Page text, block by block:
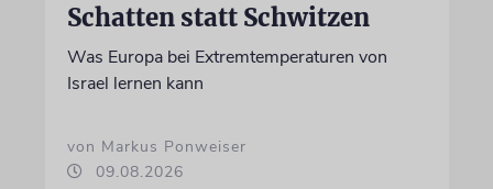
Schatten statt Schwitzen
Was Europa bei Extremtemperaturen von
Israel lernen kann
von Markus Ponweiser
09.08.2026